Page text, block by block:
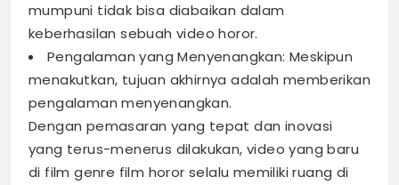
mumpuni tidak bisa diabaikan dalam
keberhasilan sebuah video horor.
Pengalaman yang Menyenangkan: Meskipun
menakutkan, tujuan akhirnya adalah memberikan
pengalaman menyenangkan.
Dengan pemasaran yang tepat dan inovasi
yang terus-menerus dilakukan, video yang baru
di film genre film horor selalu memiliki ruang di